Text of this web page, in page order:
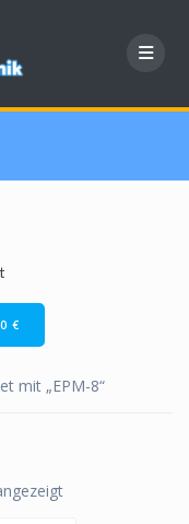
€
mit „EPM-8“